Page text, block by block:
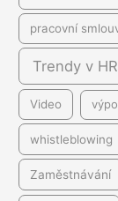
pracovní
Trendy v HR
Video
whistleblowing
Zaměstnávání